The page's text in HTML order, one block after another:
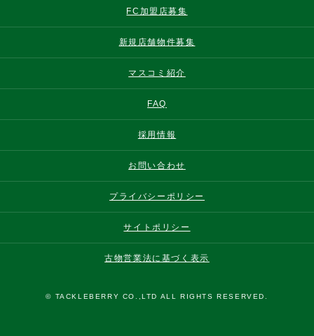
FC加盟店募集
新規店舗物件募集
マスコミ紹介
FAQ
採用情報
お問い合わせ
プライバシーポリシー
サイトポリシー
古物営業法に基づく表示
© TACKLEBERRY CO.,LTD ALL RIGHTS RESERVED.